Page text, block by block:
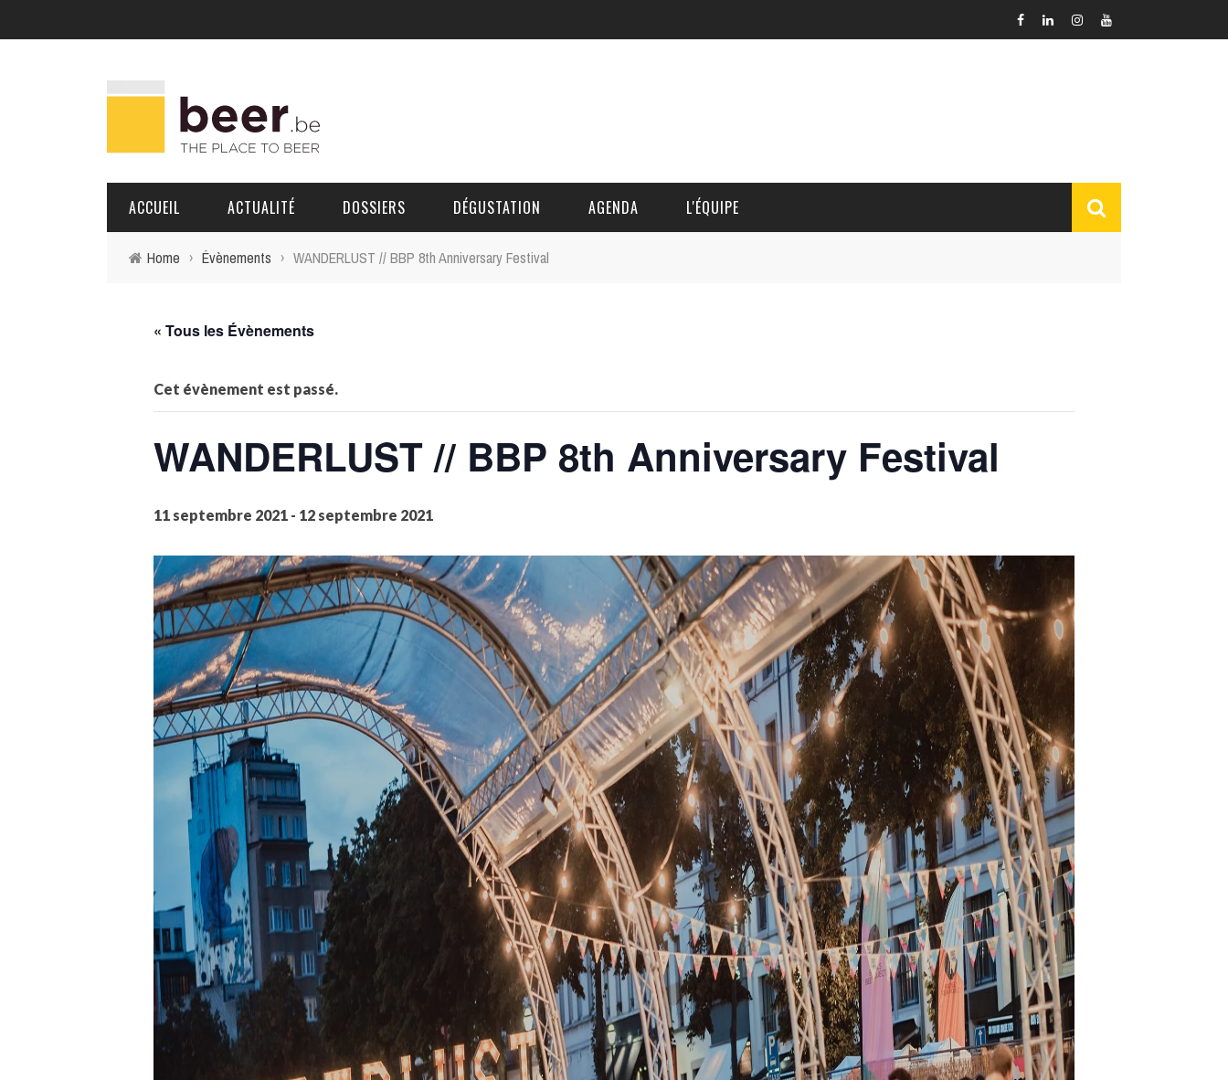
ACCUEIL ACTUALITÉ DOSSIERS DÉGUSTATION AGENDA L'ÉQUIPE
AGALMA PADAW0NE
JEREMY KUPROWSKI
Home › Évènements › WANDERLUST // BBP 8th Anniversary Festival
« Tous les Évènements
Cet évènement est passé.
WANDERLUST // BBP 8th Anniversary Festival
11 septembre 2021 - 12 septembre 2021